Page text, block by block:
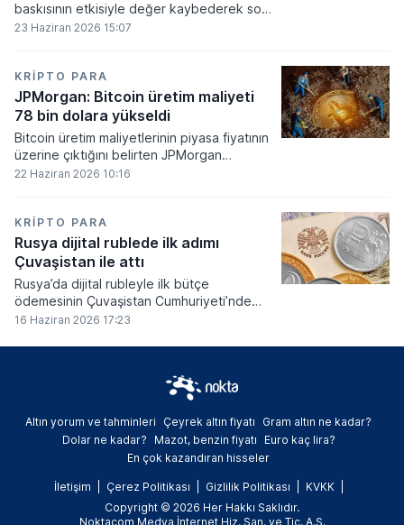
baskısının etkisiyle değer kaybederek son
iki haftanın en düşük seviyesini gördü.
23 Haziran 2026 15:07
KRIPTO PARA
JPMorgan: Bitcoin üretim maliyeti
78 bin dolara yükseldi
Bitcoin üretim maliyetlerinin piyasa fiyatının
üzerine çıktığını belirten JPMorgan
analistleri, madencilik sektöründeki kârlılık
22 Haziran 2026 10:16
KRIPTO PARA
Rusya dijital rublede ilk adımı
Çuvaşistan ile attı
Rusya’da dijital rubleyle ilk bütçe
ödemesinin Çuvaşistan Cumhuriyeti’nde
gerçekleştirildiği bildirildi.
16 Haziran 2026 17:23
Altın yorum ve tahminleri Çeyrek altın fiyatı
Gram altın ne kadar?
Dolar ne kadar?
Mazot, benzin fiyatı
Euro kaç lira?
En çok kazandıran hisseler
İletişim Çerez Politikası Gizlilik Politikası
KVKK
Copyright © 2026 Her Hakkı Saklıdır.
Noktacom Medya İnternet Hiz. San. ve Tic. A.Ş.